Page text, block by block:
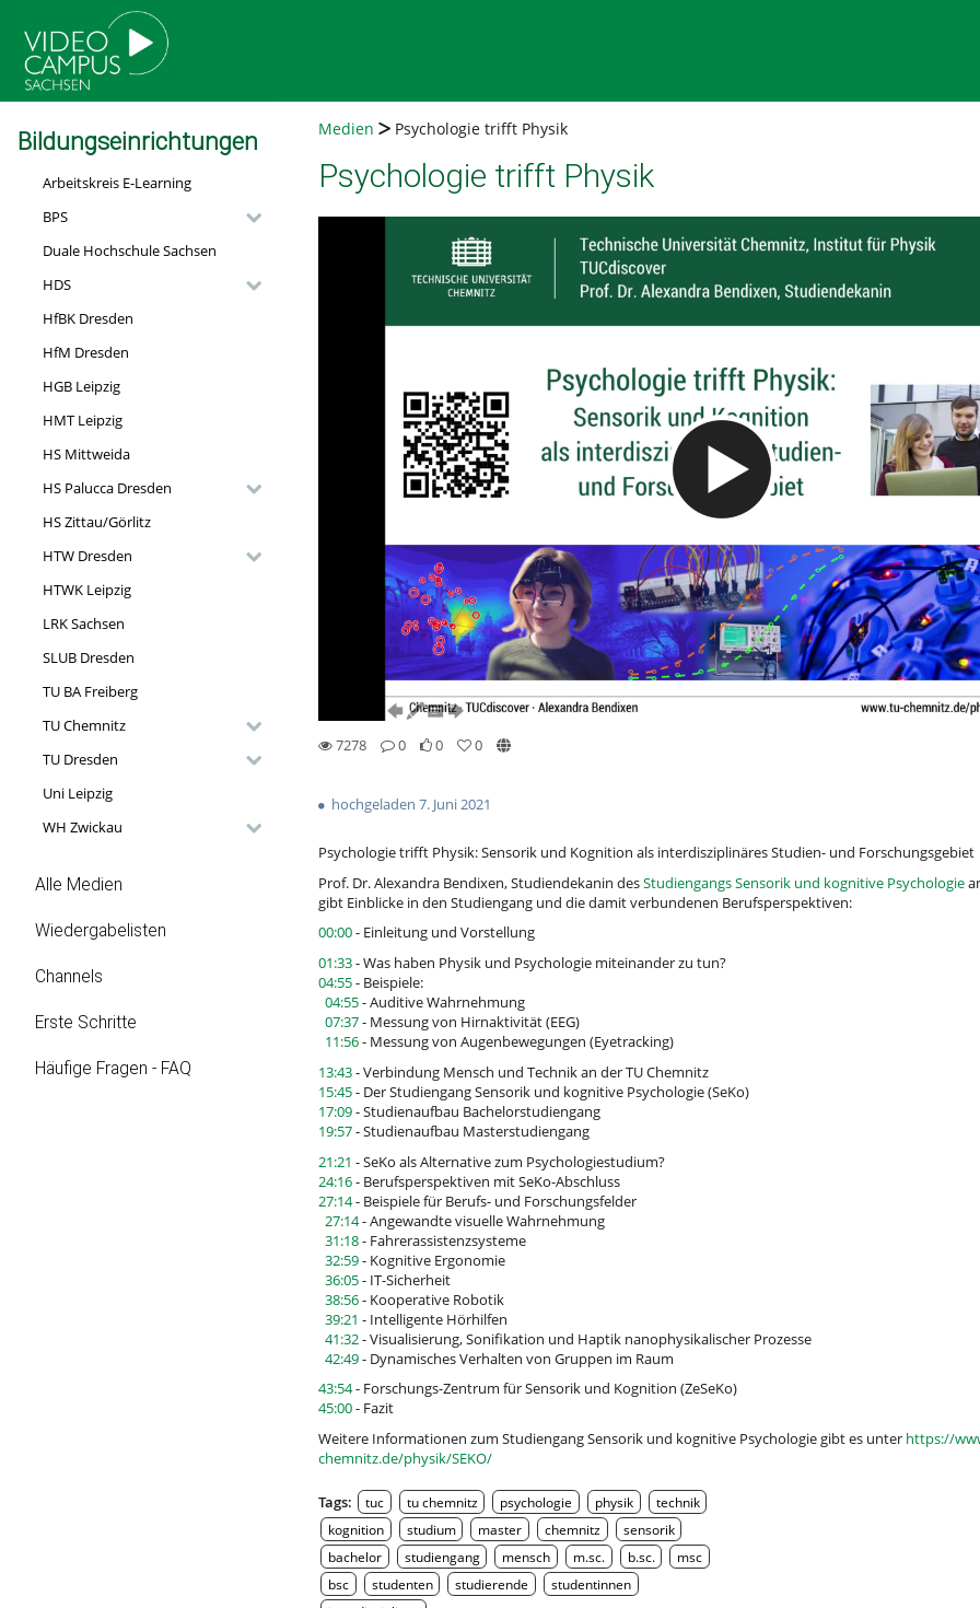
Bildungseinrichtungen
Arbeitskreis E-Learning
BPS
Duale Hochschule Sachsen
HDS
HfBK Dresden
HfM Dresden
HGB Leipzig
HMT Leipzig
HS Mittweida
HS Palucca Dresden
HS Zittau/Görlitz
HTW Dresden
HTWK Leipzig
LRK Sachsen
SLUB Dresden
TU BA Freiberg
TU Chemnitz
TU Dresden
Uni Leipzig
WH Zwickau
Alle Medien
Wiedergabelisten
Channels
Erste Schritte
Häufige Fragen - FAQ
Medien Psychologie trifft Physik
Psychologie trifft Physik
Video abspielen
7278
0
0
0
hochgeladen 7. Juni 2021
Psychologie trifft Physik: Sensorik und Kognition als interdisziplinäres Studien- und Forschungsgebiet
Prof. Dr. Alexandra Bendixen, Studiendekanin desStudiengangs Sensorik und kognitive Psychologie
gibt Einblicke in den Studiengang und die damit verbundenen Berufsperspektiven:
00:00- Einleitung und Vorstellung
01:33- Was haben Physik und Psychologie miteinander zu tun?
04:55- Beispiele:
04:55- Auditive Wahrnehmung
07:37- Messung von Hirnaktivität (EEG)
11:56- Messung von Augenbewegungen (Eyetracking)
13:43- Verbindung Mensch und Technik an der TU Chemnitz
15:45- Der Studiengang Sensorik und kognitive Psychologie (SeKo)
17:09- Studienaufbau Bachelorstudiengang
19:57- Studienaufbau Masterstudiengang
21:21 - SeKo als Alternative zum Psychologiestudium?
24:16- Berufsperspektiven mit SeKo-Abschluss
27:14- Beispiele für Berufs- und Forschungsfelder
27:14- Angewandte visuelle Wahrnehmung
31:18- Fahrerassistenzsysteme
32:59- Kognitive Ergonomie
36:05- IT-Sicherheit
38:56- Kooperative Robotik
39:21 - Intelligente Hörhilfen
41:32- Visualisierung, Sonifikation und Haptik nanophysikalischer Prozesse
42:49- Dynamisches Verhalten von Gruppen im Raum
43:54- Forschungs-Zentrum für Sensorik und Kognition (ZeSeKo)
45:00- Fazit
Weitere Informationen zum Studiengang Sensorik und kognitive Psychologie gibt es unter https://
chemnitz.de/physik/SEKO/
Tags: tuc tu chemnitz psychologie physik
technik
kognition
studium master chemnitz
sensorik
bachelor
studiengang mensch m.sc. b.sc.
msc
bsc
studenten studierende
studentinnen